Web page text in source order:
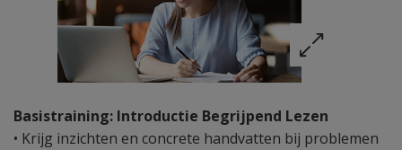
Basistraining: Introductie Begrijpend Lezen
• Krijg inzichten en concrete handvatten bij problemen